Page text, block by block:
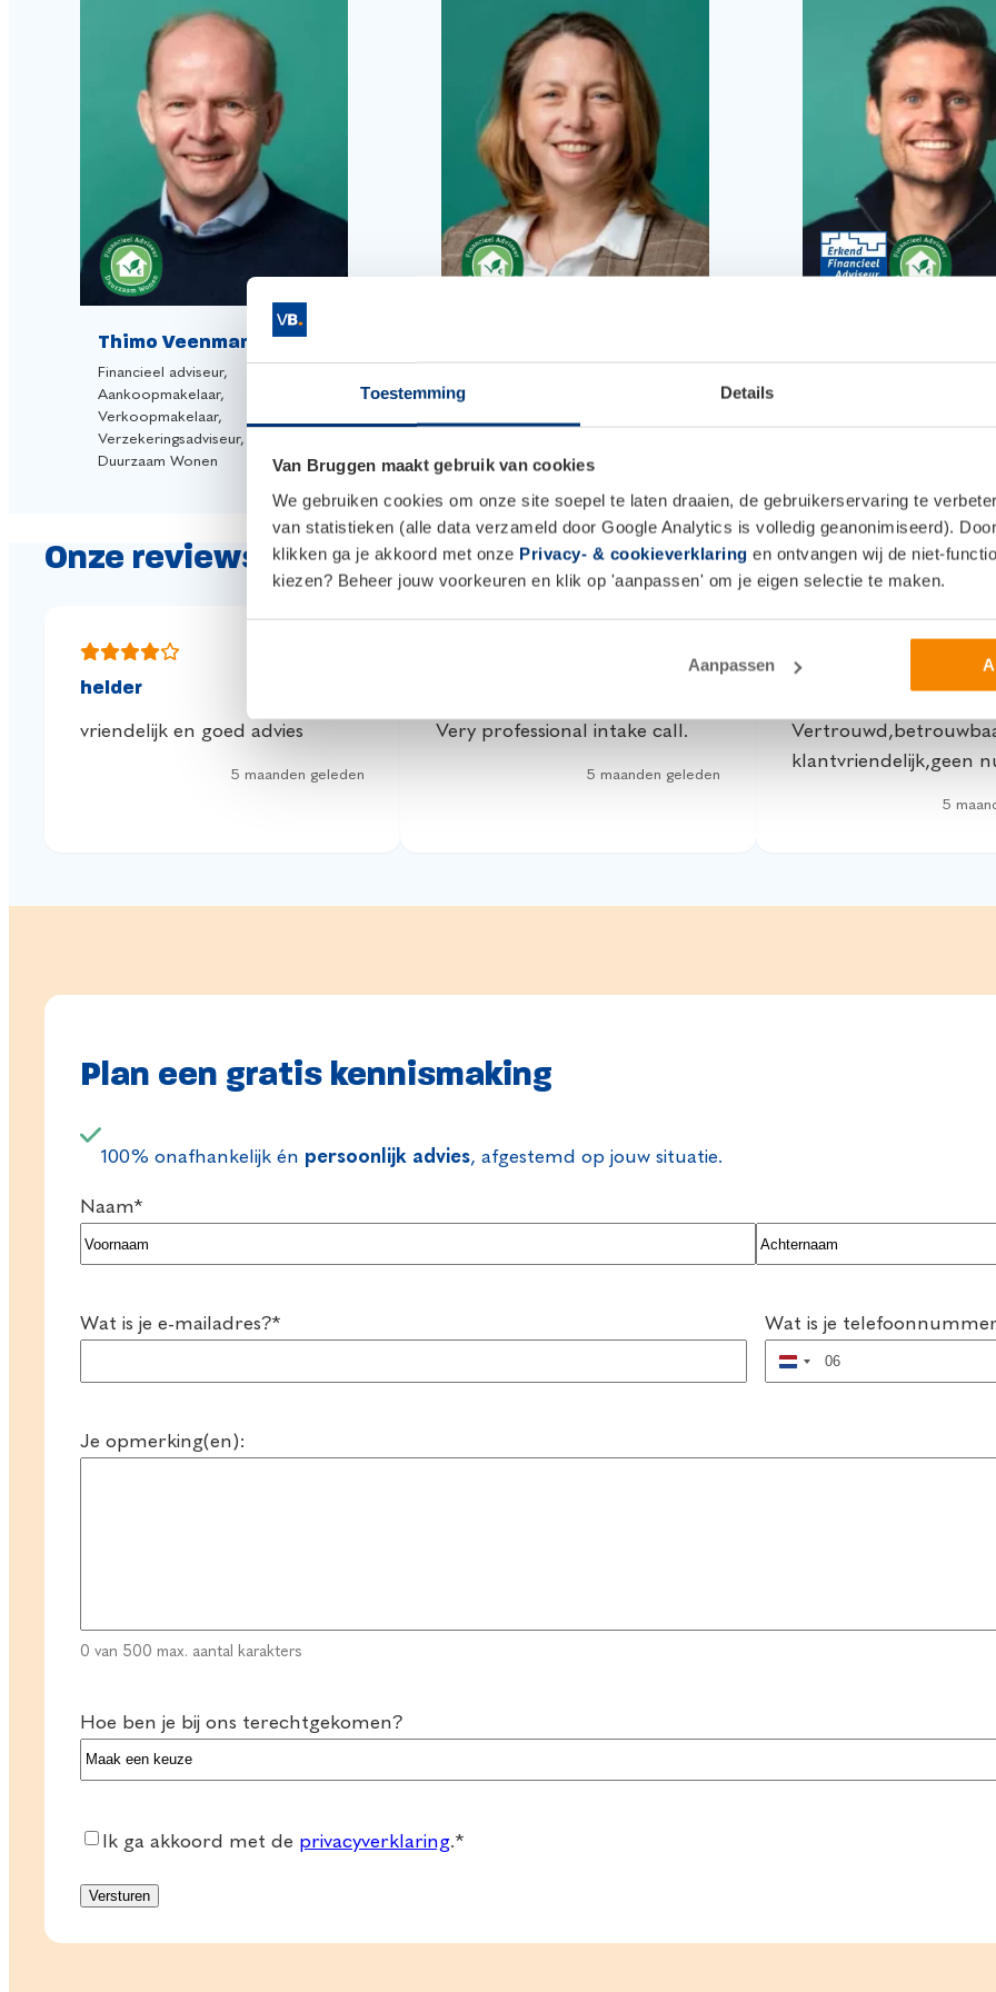
Toestemming Details
Van Bruggen maakt gebruik van cookies
We gebruiken cookies om onze site soepel te laten draaien, de gebruikerservaring te
van statistieken (alle data verzameld door Google Analytics is volledig geanonimiseerd). Door
klikken ga je akkoord met onze Privacy- & cookieverklaring en ontvangen wij de niet-
kiezen? Beheer jouw voorkeuren en klik op 'aanpassen' om je eigen selectie te maken.
Aanpassen
Thimo Veenman
Financieel adviseur,
Aankoopmakelaar,
Verkoopmakelaar,
Verzekeringsadviseur, Adviseur
Duurzaam Wonen
Duurzaam Wonen
Onze reviews
helder
vriendelijk en goed advies
5 maanden geleden
Very professional intake call.
5 maanden geleden
Vertrouwd en
klantvriendelijk,geen
5
Plan een gratis kennismaking
100% onafhankelijk én persoonlijk advies, afgestemd op jouw situatie.
Naam*
Wat is je e-mailadres?* Wat is je
Nederland
+31
Je opmerking(en):
0 van 500 max. aantal karakters
Hoe ben je bij ons terechtgekomen?
Consent*
Ik ga akkoord met de privacyverklaring.*